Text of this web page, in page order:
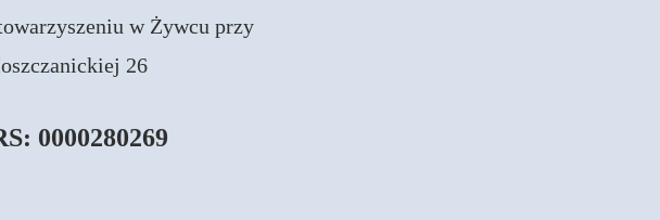
w Żywcu przy
26
0000280269